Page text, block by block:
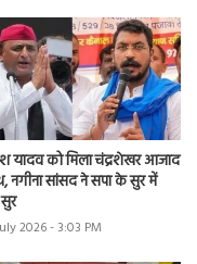
यादव को मिला चंद्रशेखर आजाद
नगीना सांसद ने सपा के सुर में
2026 - 3:03 PM